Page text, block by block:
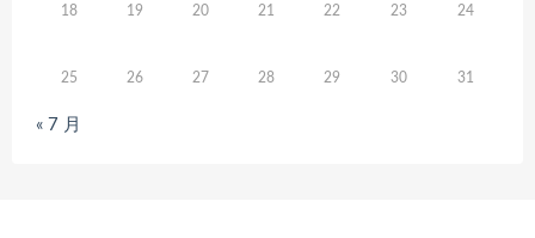
18 19 20 21 22 23 24
25 26 27 28 29 30 31
« 7 月